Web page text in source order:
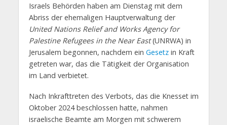
Israels Behörden haben am Dienstag mit dem
Abriss der ehemaligen Hauptverwaltung der
United Nations Relief and Works Agency for
Palestine Refugees in the Near East(UNRWA) in
Jerusalem begonnen, nachdem ein Gesetzin Kraft
getreten war, das die Tätigkeit der Organisation
im Land verbietet.
Nach Inkrafttreten des Verbots, das die Knesset im
Oktober 2024 beschlossen hatte, nahmen
israelische Beamte am Morgen mit schwerem